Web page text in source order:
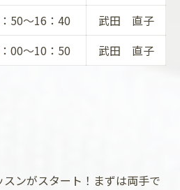
50～16：40
武田 直子
00～10：50 武田 直子
ンがスタート！まずは両手で